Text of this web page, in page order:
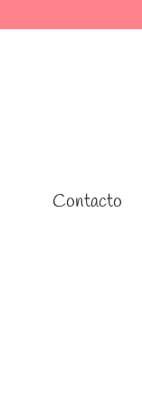
Contacto
Contacto